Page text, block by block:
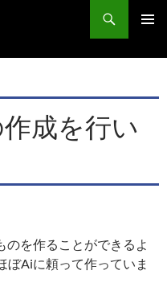
ニュー
成を行い
を作ることができるよ
ぼAiに頼って作っていま